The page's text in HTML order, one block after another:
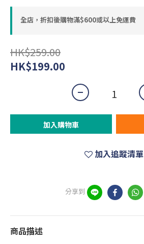
全店，折扣後購物滿$600或以上免運費
HK$259.00
HK$199.00
加入購物車
加入追蹤清單
分享到
商品描述